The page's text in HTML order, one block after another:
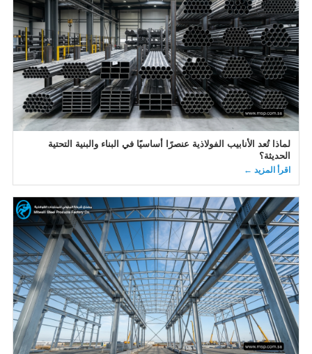
لماذا تُعد الأنابيب الفولاذية عنصرًا أساسيًا في البناء والبنية التحتية
الحديثة؟
اقرأ المزيد ←